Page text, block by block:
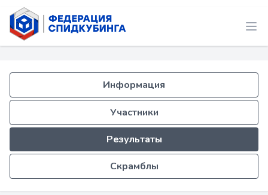
Информация
Участники
Результаты
Скрамблы